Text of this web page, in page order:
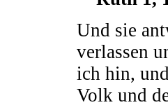
Und sie
verlassen
ich hin,
Volk und